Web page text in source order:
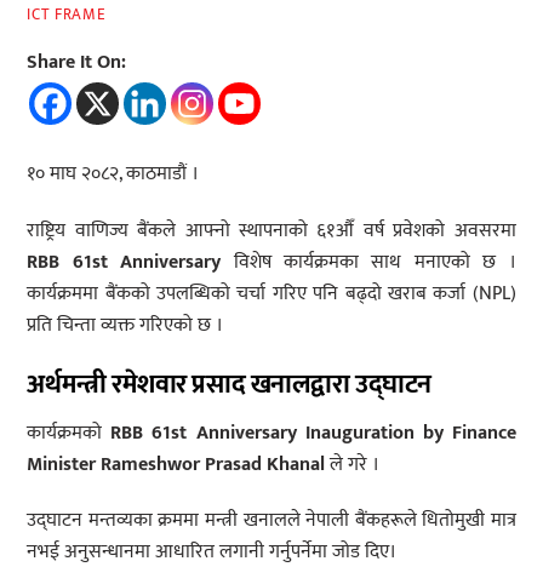
ICT FRAME
Share It On:
१० माघ २०८२, काठमाडौं ।
राष्ट्रिय वाणिज्य बैंकले आफ्नो स्थापनाको ६१औँ वर्ष प्रवेशको अवसरमा
RBB 61st Anniversary विशेष कार्यक्रमका साथ मनाएको छ ।
कार्यक्रममा बैंकको उपलब्धिको चर्चा गरिए पनि बढ्दो खराब कर्जा (NPL)
प्रति चिन्ता व्यक्त गरिएको छ ।
अर्थमन्त्री रमेशवार प्रसाद खनालद्वारा उद्घाटन
कार्यक्रमको RBB 61st Anniversary Inauguration by Finance
Minister Rameshwor Prasad Khanalले गरे ।
उद्घाटन मन्तव्यका क्रममा मन्त्री खनालले नेपाली बैंकहरूले धितोमुखी मात्र
नभई अनुसन्धानमा आधारित लगानी गर्नुपर्नेमा जोड दिए।